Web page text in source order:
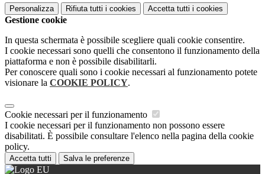
Personalizza Rifiuta tutti i cookies Accetta tutti i cookies
Gestione cookie
In questa schermata è possibile scegliere quali cookie consentire.
I cookie necessari sono quelli che consentono il funzionamento della
piattaforma e non è possibile disabilitarli.
Per conoscere quali sono i cookie necessari al funzionamento potete
visionare la COOKIE POLICY.
Cookie necessari per il funzionamento
I cookie necessari per il funzionamento non possono essere
disabilitati. È possibile consultare l'elenco nella pagina della cookie
policy.
Accetta tutti Salva le preferenze